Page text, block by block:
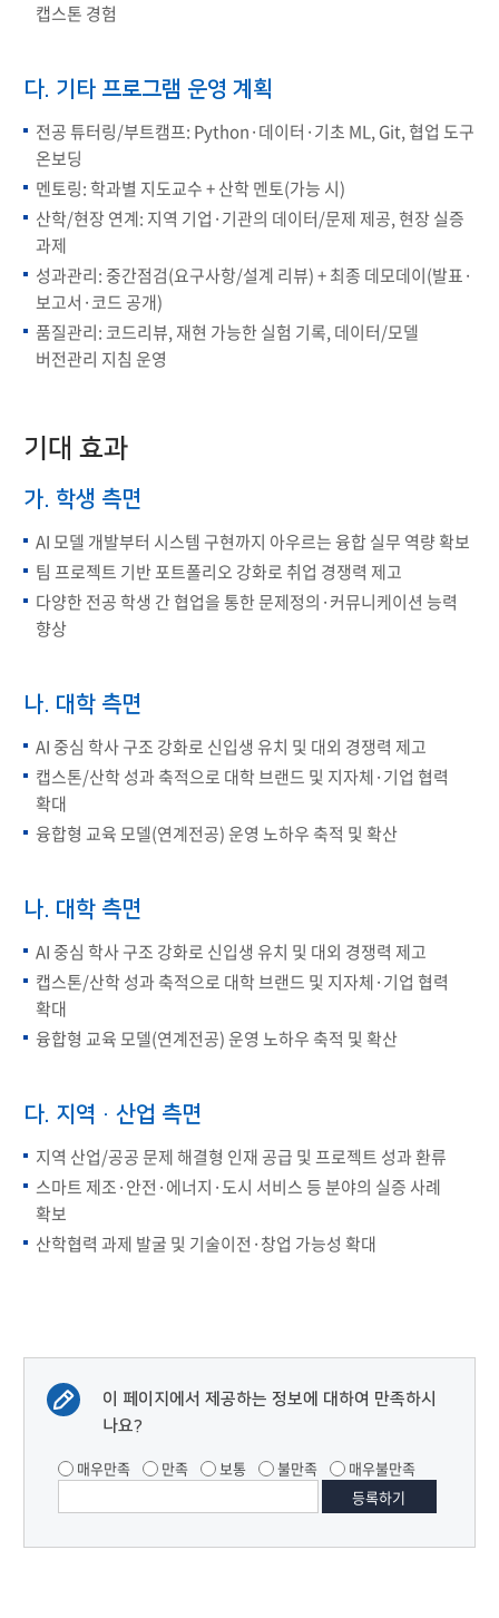
캡스톤 경험
다. 기타 프로그램 운영 계획
전공 튜터링/부트캠프: Python·데이터·기초 ML, Git, 협업 도구
온보딩
멘토링: 학과별 지도교수 + 산학 멘토(가능 시)
산학/현장 연계: 지역 기업·기관의 데이터/문제 제공, 현장 실증
과제
성과관리: 중간점검(요구사항/설계 리뷰) + 최종 데모데이(발표·
보고서·코드 공개)
품질관리: 코드리뷰, 재현 가능한 실험 기록, 데이터/모델
버전관리 지침 운영
기대 효과
가. 학생 측면
AI 모델 개발부터 시스템 구현까지 아우르는 융합 실무 역량 확보
팀 프로젝트 기반 포트폴리오 강화로 취업 경쟁력 제고
다양한 전공 학생 간 협업을 통한 문제정의·커뮤니케이션 능력
향상
나. 대학 측면
AI 중심 학사 구조 강화로 신입생 유치 및 대외 경쟁력 제고
캡스톤/산학 성과 축적으로 대학 브랜드 및 지자체·기업 협력
확대
융합형 교육 모델(연계전공) 운영 노하우 축적 및 확산
나. 대학 측면
AI 중심 학사 구조 강화로 신입생 유치 및 대외 경쟁력 제고
캡스톤/산학 성과 축적으로 대학 브랜드 및 지자체·기업 협력
확대
융합형 교육 모델(연계전공) 운영 노하우 축적 및 확산
다. 지역·산업 측면
지역 산업/공공 문제 해결형 인재 공급 및 프로젝트 성과 환류
스마트 제조·안전·에너지·도시 서비스 등 분야의 실증 사례
확보
산학협력 과제 발굴 및 기술이전·창업 가능성 확대
이 페이지에서 제공하는 정보에 대하여 만족하시
나요?
매우만족 만족 보통 불만족 매우불만족